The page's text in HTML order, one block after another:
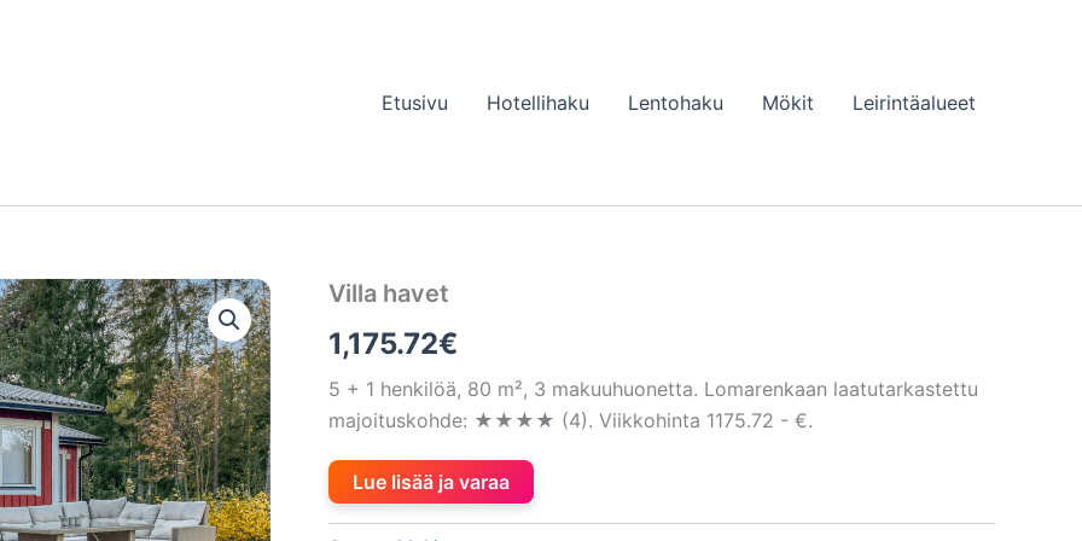
Etusivu Hotellihaku Lentohaku Mökit Leirintäalueet
Villa havet
1,175.72€
5 + 1 henkilöä, 80 m², 3 makuuhuonetta. Lomarenkaan laatutarkastettu
majoituskohde: ★★★★ (4). Viikkohinta 1175.72 - €.
Lue lisää ja varaa